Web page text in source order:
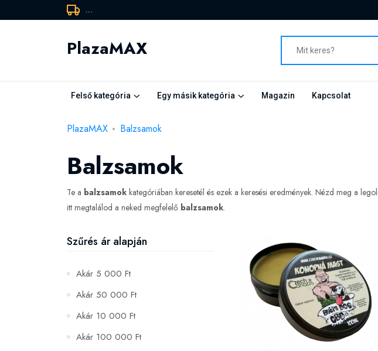
...
PlazaMAX
Felső kategória Egy másik kategória Magazin Kapcsolat
PlazaMAX Balzsamok
Balzsamok
Te a balzsamok kategóriában keresetél és ezek a keresési eredmények. Nézd meg a
itt megtalálod a neked megfelelő balzsamok.
Szűrés ár alapján
Akár 5 000 Ft
Akár 50 000 Ft
Akár 10 000 Ft
Akár 100 000 Ft